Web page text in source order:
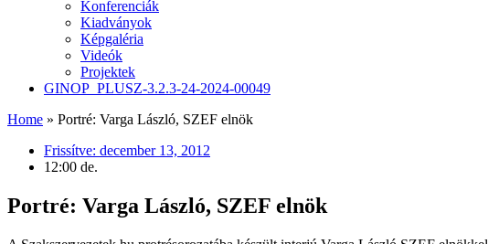
Konferenciák
Kiadványok
Képgaléria
Videók
Projektek
GINOP_PLUSZ-3.2.3-24-2024-00049
Home » Portré: Varga László, SZEF elnök
Frissítve: december 13, 2012
12:00 de.
Portré: Varga László, SZEF elnök